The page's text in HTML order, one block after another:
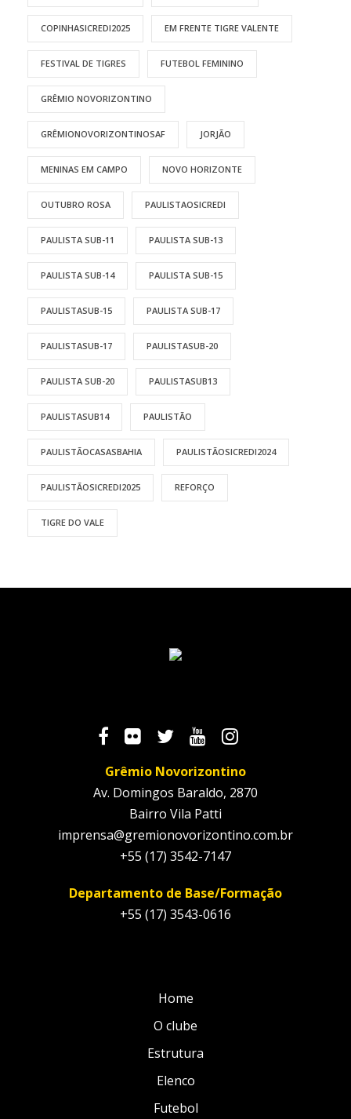
COPINHASICREDI2025 EM FRENTE TIGRE VALENTE
FESTIVAL DE TIGRES FUTEBOL FEMININO
GRÊMIO NOVORIZONTINO
GRÊMIONOVORIZONTINOSAF JORJÃO
MENINAS EM CAMPO NOVO HORIZONTE
OUTUBRO ROSA PAULISTAOSICREDI
PAULISTA SUB-11 PAULISTA SUB-13
PAULISTA SUB-14 PAULISTA SUB-15
PAULISTASUB-15 PAULISTA SUB-17
PAULISTASUB-17 PAULISTASUB-20
PAULISTA SUB-20 PAULISTASUB13
PAULISTASUB14 PAULISTÃO
PAULISTÃOCASASBAHIA PAULISTÃOSICREDI2024
PAULISTÃOSICREDI2025 REFORÇO
TIGRE DO VALE
Grêmio Novorizontino
Av. Domingos Baraldo, 2870
Bairro Vila Patti
imprensa@gremionovorizontino.com.br
+55 (17) 3542-7147
Departamento de Base/Formação
+55 (17) 3543-0616
Home
O clube
Estrutura
Elenco
Futebol